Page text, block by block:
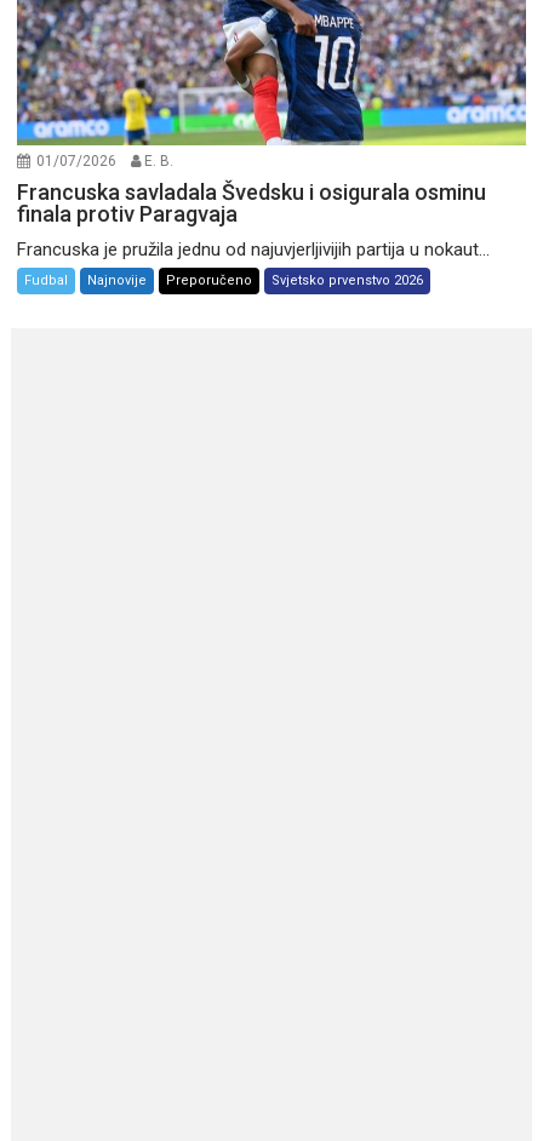
01/07/2026 E. B.
Francuska savladala Švedsku i osigurala osminu
finala protiv Paragvaja
Francuska je pružila jednu od najuvjerljivijih partija u nokaut...
Fudbal Najnovije Preporučeno Svjetsko prvenstvo 2026